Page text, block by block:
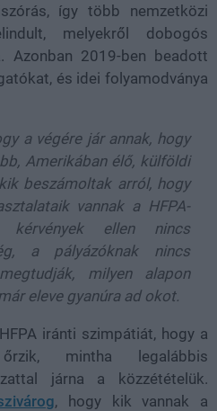
így több nemzetközi
melyekről dobogós
Azonban 2019-ben beadott
és idei folyamodványa
a végére jár annak, hogy
Amerikában élő, külföldi
beszámoltak arról, hogy
vannak a HFPA-
ellen nincs
a pályázóknak nincs
milyen alapon
eleve gyanúra ad okot.
iránti szimpátiát, hogy a
mintha legalábbis
járna a közzétételük.
, hogy kik vannak a